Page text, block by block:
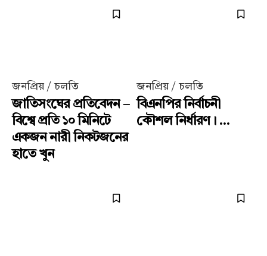
জনপ্রিয় / চলতি
জাতিসংঘের প্রতিবেদন –
বিশ্বে প্রতি ১০ মিনিটে
একজন নারী নিকটজনের
হাতে খুন
জনপ্রিয় / চলতি
বিএনপির নির্বাচনী
কৌশল নির্ধারণ। ...